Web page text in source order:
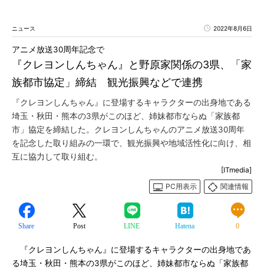
ニュース 2022年8月6日
『クレヨンしんちゃん』と野原家関係の3県、「家
族都市協定」締結 観光振興などで連携
アニメ放送30周年記念で
『クレヨンしんちゃん』に登場するキャラクターの出身地である
埼玉・秋田・熊本の3県がこのほど、姉妹都市ならぬ「家族都
市」協定を締結した。クレヨンしんちゃんのアニメ放送30周年
を記念した取り組みの一環で、観光振興や地域活性化に向け、相
互に協力して取り組む。
[ITmedia]
PC用表示
関連情報
Share Post LINE Hatena 0
『クレヨンしんちゃん』に登場するキャラクターの出身地であ
る埼玉・秋田・熊本の3県がこのほど、姉妹都市ならぬ「家族都